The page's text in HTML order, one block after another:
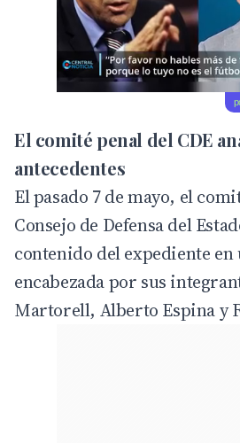
El comité penal del CDE
antecedentes
El pasado 7 de mayo, el
Consejo de Defensa del
contenido del expediente en
encabezada por sus
Martorell, Alberto Espina y